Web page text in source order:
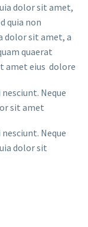
dolor sit amet,
quia non
dolor sit amet, a
quaerat
amet eius dolore
Neque
sit amet
Neque
dolor sit